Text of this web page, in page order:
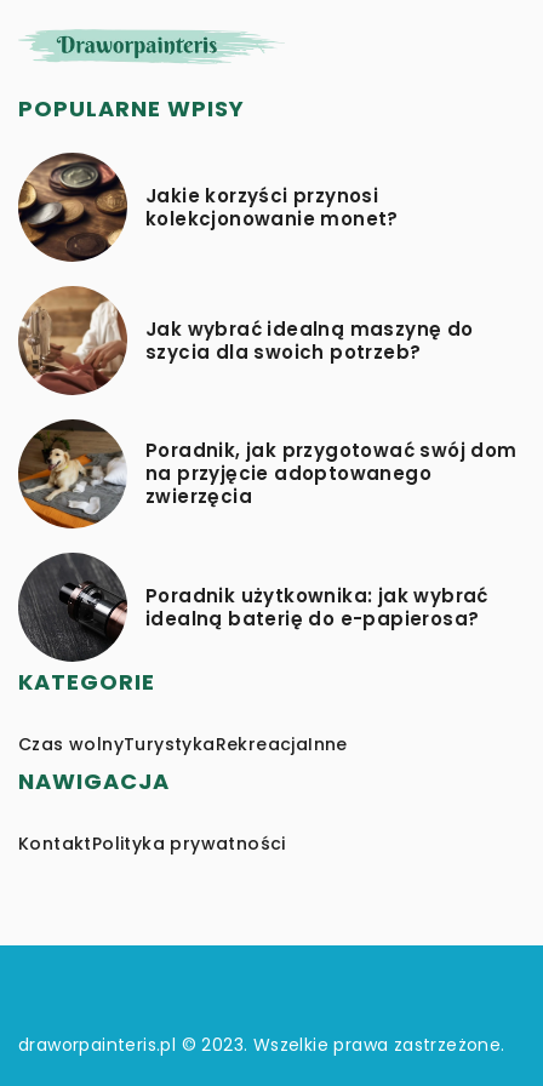
POPULARNE WPISY
Jakie korzyści przynosi
kolekcjonowanie monet?
Jak wybrać idealną maszynę do
szycia dla swoich potrzeb?
Poradnik, jak przygotować swój dom
na przyjęcie adoptowanego
zwierzęcia
Poradnik użytkownika: jak wybrać
idealną baterię do e-papierosa?
KATEGORIE
Czas wolnyTurystykaRekreacjaInne
NAWIGACJA
KontaktPolityka prywatności
draworpainteris.pl © 2023. Wszelkie prawa zastrzeżone.